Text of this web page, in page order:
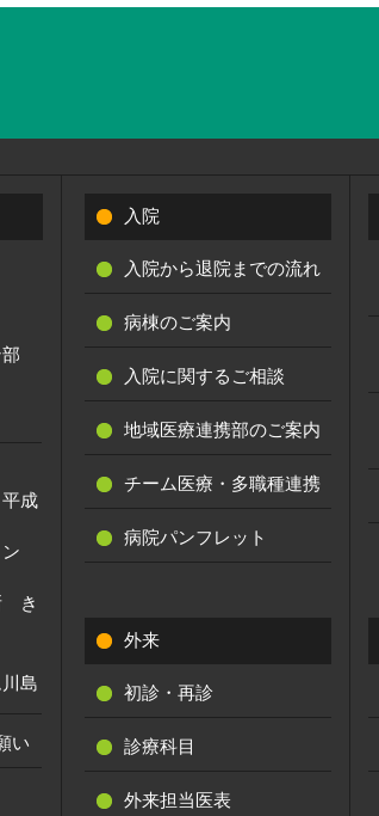
成
ン
き
島
い
入院
入院から退院までの流れ
病棟のご案内
入院に関するご相談
地域医療連携部のご案内
チーム医療・多職種連携
病院パンフレット
外来
初診・再診
診療科目
外来担当医表